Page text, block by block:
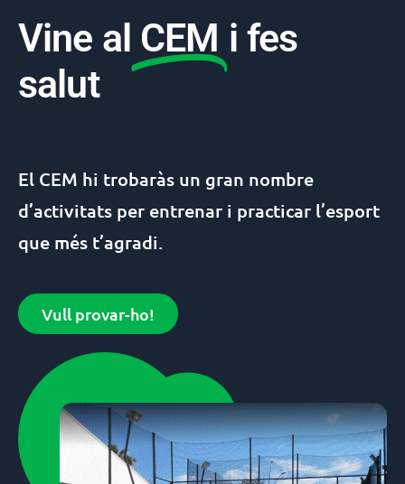
Vine al CEM i fes
salut
El CEM hi trobaràs un gran nombre
d’activitats per entrenar i practicar l’esport
que més t’agradi.
Vull provar-ho!